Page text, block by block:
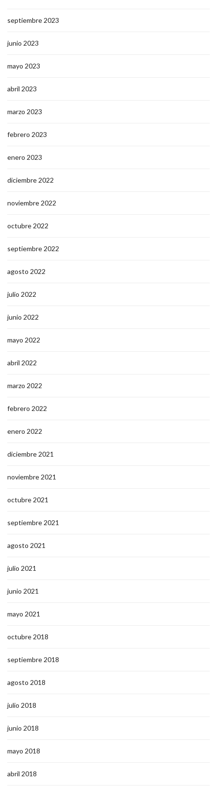
septiembre 2023
junio 2023
mayo 2023
abril 2023
marzo 2023
febrero 2023
enero 2023
diciembre 2022
noviembre 2022
octubre 2022
septiembre 2022
agosto 2022
julio 2022
junio 2022
mayo 2022
abril 2022
marzo 2022
febrero 2022
enero 2022
diciembre 2021
noviembre 2021
octubre 2021
septiembre 2021
agosto 2021
julio 2021
junio 2021
mayo 2021
octubre 2018
septiembre 2018
agosto 2018
julio 2018
junio 2018
mayo 2018
abril 2018